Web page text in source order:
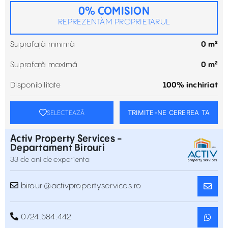
0% COMISION
REPREZENTĂM PROPRIETARUL
Suprafață minimă 0 m²
Suprafață maximă 0 m²
Disponibilitate 100% inchiriat
SELECTEAZĂ TRIMITE-NE CEREREA TA
Activ Property Services -
Departament Birouri
33 de ani de experienta
birouri@activpropertyservices.ro
0724.584.442